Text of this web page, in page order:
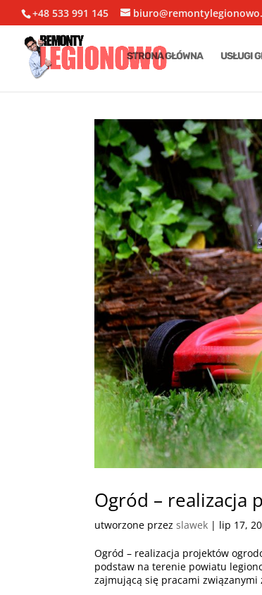
+48 533 991 145
STRONA GŁÓWNA USŁUGI
Ogród – realizacja
utworzone przezslawek | lip 17,
Ogród – realizacja projektów
podstaw na terenie powiatu
zajmującą się pracami związanymi